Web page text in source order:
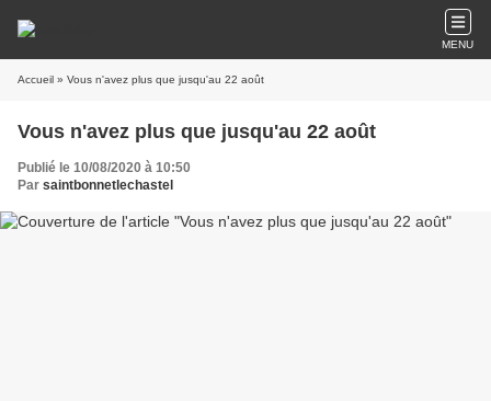
MENU
Accueil » Vous n'avez plus que jusqu'au 22 août
Vous n'avez plus que jusqu'au 22 août
Publié le 10/08/2020 à 10:50
Par saintbonnetlechastel